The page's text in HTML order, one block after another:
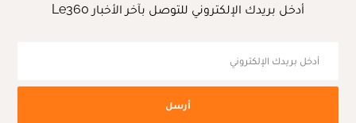
أدخل بريدك الإلكتروني للتوصل بآخر الأخبار Le360
أرسل